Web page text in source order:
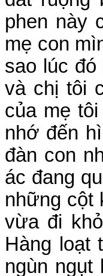
phen này
mẹ con
sao lúc
và chị tôi
của mẹ
nhớ đến
đàn con
ác đang
những cột
vừa đi
Hàng loạt
ngùn ngụt